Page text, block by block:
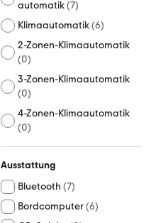
automatik(7)
Klimaautomatik(6)
2-Zonen-Klimaautomatik
(0)
3-Zonen-Klimaautomatik
(0)
4-Zonen-Klimaautomatik
(0)
Ausstattung
Bluetooth (7)
Bordcomputer(6)